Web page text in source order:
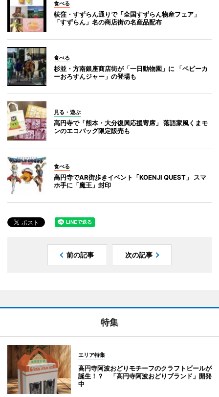
食べる
荻窪・すずらん通りで「全国すずらん物産フェア」
「すずらん」名の商店街の名産品配布
食べる
杉並・方南銀座商店街が「一日動物園」に 「ベビーカ
ーおろすんジャー」の登場も
見る・遊ぶ
高円寺で「熊本・大分復興応援寄席」 落語家風くまモ
ンのエコバッグ限定販売も
食べる
高円寺でAR街歩きイベント「KOENJI QUEST」 スマ
ホ手に「魔王」封印
前の記事 次の記事
特集
エリア特集
高円寺阿波おどりモチーフのクラフトビールが
誕生！？ 「高円寺阿波おどりブランド」開発
中